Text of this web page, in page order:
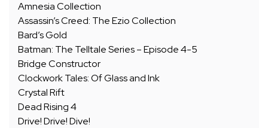
Amnesia Collection
Assassin’s Creed: The Ezio Collection
Bard’s Gold
Batman: The Telltale Series – Episode 4-5
Bridge Constructor
Clockwork Tales: Of Glass and Ink
Crystal Rift
Dead Rising 4
Drive! Drive! Dive!